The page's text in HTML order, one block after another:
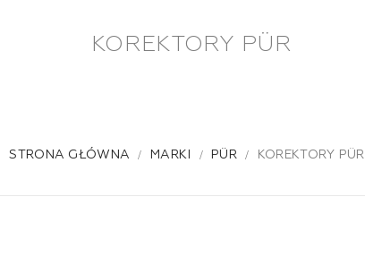
KOREKTORY PÜR
STRONA GŁÓWNA MARKI PÜR KOREKTORY PÜR